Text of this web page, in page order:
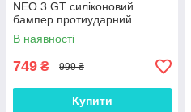
NEO 3 GT силіконовий
бампер протиударний
накладка (вкажіть модель)
"GENUINE"
В наявності
749 ₴ 999 ₴
Купити